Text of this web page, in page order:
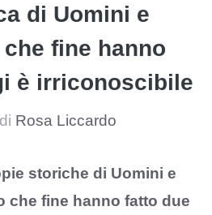
di Uomini e
fine hanno
è irriconoscibile
di Rosa Liccardo
storiche di Uomini e
che fine hanno fatto due